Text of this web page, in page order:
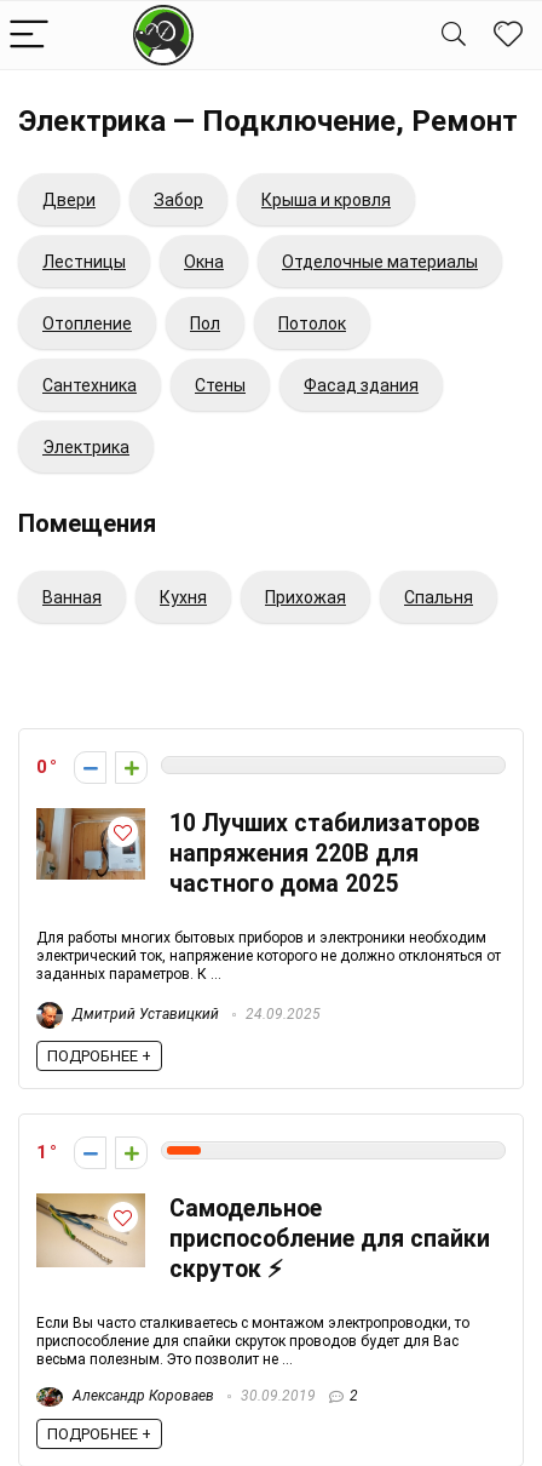
Электрика — Подключение, Ремонт
Двери Забор Крыша и кровля
Лестницы Окна Отделочные материалы
Отопление Пол Потолок
Сантехника Стены Фасад здания
Электрика
Помещения
Ванная Кухня Прихожая Спальня
0
10 Лучших стабилизаторов
напряжения 220В для
частного дома 2025
Для работы многих бытовых приборов и электроники необходим
электрический ток, напряжение которого не должно отклоняться от
заданных параметров. К ...
Дмитрий Уставицкий 24.09.2025
ПОДРОБНЕЕ +
1
Самодельное
приспособление для спайки
скруток ⚡
Если Вы часто сталкиваетесь с монтажом электропроводки, то
приспособление для спайки скруток проводов будет для Вас
весьма полезным. Это позволит не ...
Александр Короваев 30.09.2019 2
ПОДРОБНЕЕ +